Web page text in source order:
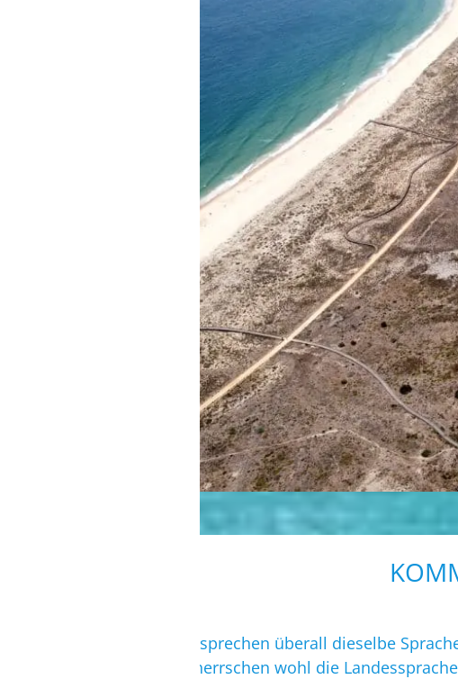
Wind und Wellen sprechen überall dieselbe
die wenigsten beherrschen wohl die